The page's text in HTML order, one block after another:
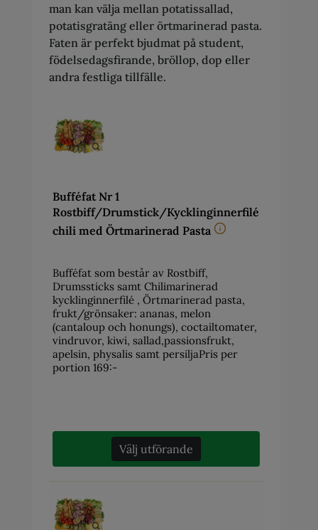
man kan välja mellan potatissallad,
potatisgratäng eller örtmarinerad pasta.
Faten är perfekt bjudmat på student,
födelsedagsfirande, bröllop, dop eller
andra festliga tillfälle.
Bufféfat Nr 1
Rostbiff/Drumstick/Kycklinginnerfilé
chili med Örtmarinerad Pasta
Bufféfat som består av Rostbiff,
Drumssticks samt Chilimarinerad
kycklinginnerfilé , Örtmarinerad pasta,
frukt/grönsaker: ananas, melon
(cantaloup och honungs), coctailtomater,
vindruvor, kiwi, sallad,passionsfrukt,
apelsin, physalis samt persiljaPris per
portion 169:-
Välj utförande